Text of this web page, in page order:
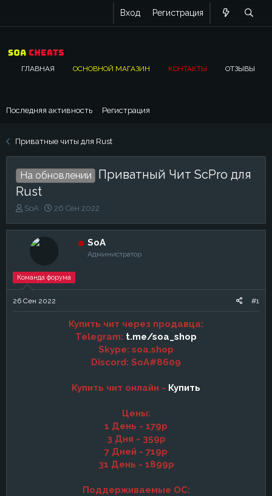
Вход Регистрация
ГЛАВНАЯ ОСНОВНОЙ МАГАЗИН КОНТАКТЫ ОТЗЫВЫ
Последняя активность Регистрация
Приватные читы для Rust
На обновлении
Приватный Чит ScPro для
Rust
А
т
е
м
SoA
Д
т
а
ч
а
а
26 Сен 2022
SoA
Администратор
Команда форума
26 Сен 2022 #1
Купить чит через продавца:
Telegram: t.me/soa_shop
Skype: soa.shop
Discord: SoA#8609
Купить чит онлайн - Купить
Цены:
1 День - 179р
3 Дня - 359р
7 Дней - 719р
31 День - 1899р
Поддерживаемые ОС: